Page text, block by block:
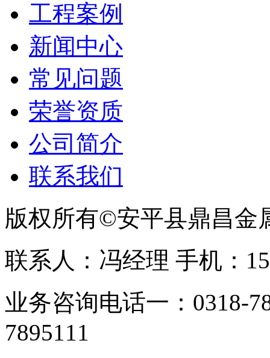
工程案例
新闻中心
常见问题
荣誉资质
公司简介
联系我们
版权所有©安平县鼎昌金
联系人：冯经理 手机：
业务咨询电话一：0318-
7895111